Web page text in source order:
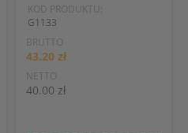
KOD PRODUKTU:
G1133
BRUTTO
43.20 zł
NETTO
40.00 zł